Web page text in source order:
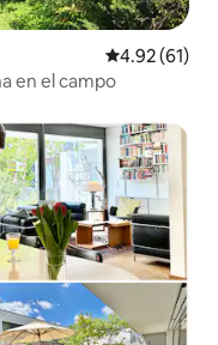
Calificación
4.92 (61)
en el campo